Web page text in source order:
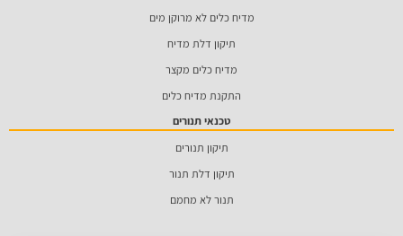
מדיח כלים לא מרוקן מים
תיקון דלת מדיח
מדיח כלים מקצר
התקנת מדיח כלים
טכנאי תנורים
תיקון תנורים
תיקון דלת תנור
תנור לא מחמם